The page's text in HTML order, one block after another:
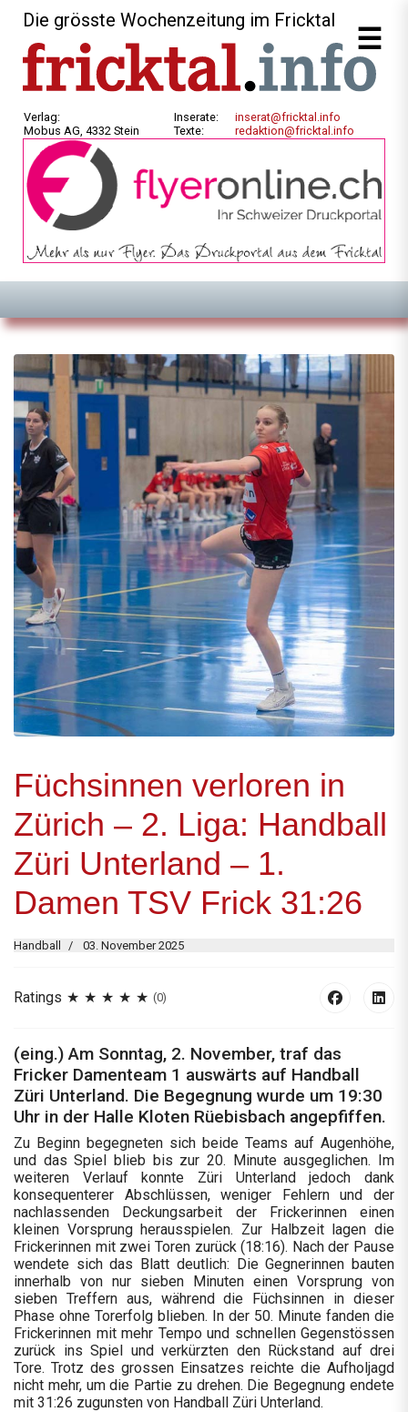
Die grösste Wochenzeitung im Fricktal
Verlag:
Mobus AG, 4332 Stein
Inserate:
Texte:
inserat@fricktal.info
redaktion@fricktal.info
Füchsinnen verloren in
Zürich – 2. Liga: Handball
Züri Unterland – 1.
Damen TSV Frick 31:26
Handball 03. November 2025
Ratings (0)
(eing.) Am Sonntag, 2. November, traf das
Fricker Damenteam 1 auswärts auf Handball
Züri Unterland. Die Begegnung wurde um 19:30
Uhr in der Halle Kloten Rüebisbach angepfiffen.
Zu Beginn begegneten sich beide Teams auf Augenhöhe,
und das Spiel blieb bis zur 20. Minute ausgeglichen. Im
weiteren Verlauf konnte Züri Unterland jedoch dank
konsequenterer Abschlüssen, weniger Fehlern und der
nachlassenden Deckungsarbeit der Frickerinnen einen
kleinen Vorsprung herausspielen. Zur Halbzeit lagen die
Frickerinnen mit zwei Toren zurück (18:16). Nach der Pause
wendete sich das Blatt deutlich: Die Gegnerinnen bauten
innerhalb von nur sieben Minuten einen Vorsprung von
sieben Treffern aus, während die Füchsinnen in dieser
Phase ohne Torerfolg blieben. In der 50. Minute fanden die
Frickerinnen mit mehr Tempo und schnellen Gegenstössen
zurück ins Spiel und verkürzten den Rückstand auf drei
Tore. Trotz des grossen Einsatzes reichte die Aufholjagd
nicht mehr, um die Partie zu drehen. Die Begegnung endete
mit 31:26 zugunsten von Handball Züri Unterland.